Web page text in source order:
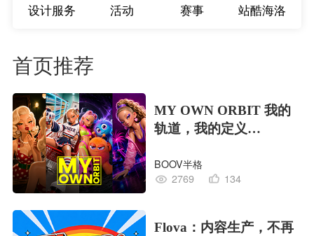
设计服务 活动 赛事 站酷海洛
首页推荐
MY OWN ORBIT 我的
轨道，我的定义
对
BOOV半格
2769
134
Flova：内容生产，不再